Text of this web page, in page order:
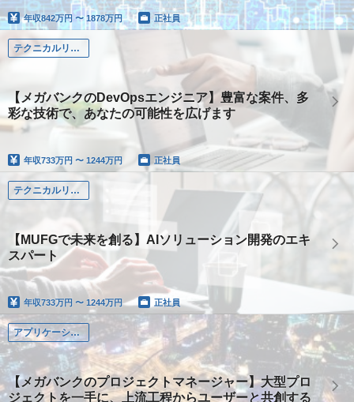
年収842万円 〜 1878万円 正社員
テクニカルリード
【メガバンクのDevOpsエンジニア】豊富な案件、多
彩な技術で、あなたの可能性を広げます
年収733万円 〜 1244万円 正社員
テクニカルリード
【MUFGで未来を創る】AIソリューション開発のエキ
スパート
年収733万円 〜 1244万円 正社員
アプリケーション系
【メガバンクのプロジェクトマネージャー】大型プロ
ジェクトを一手に、上流工程からユーザーと共創する